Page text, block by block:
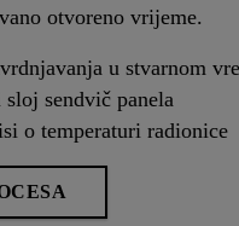
otvoreno vrijeme.
u stvarnom
sendvič panela
o temperaturi radionice